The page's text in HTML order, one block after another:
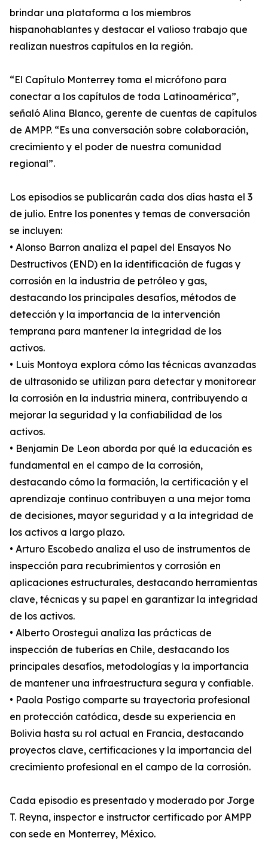
brindar una plataforma a los miembros
hispanohablantes y destacar el valioso trabajo que
realizan nuestros capítulos en la región.
“El Capítulo Monterrey toma el micrófono para
conectar a los capítulos de toda Latinoamérica”,
señaló Alina Blanco, gerente de cuentas de capítulos
de AMPP. “Es una conversación sobre colaboración,
crecimiento y el poder de nuestra comunidad
regional”.
Los episodios se publicarán cada dos días hasta el 3
de julio. Entre los ponentes y temas de conversación
se incluyen:
• Alonso Barron analiza el papel del Ensayos No
Destructivos (END) en la identificación de fugas y
corrosión en la industria de petróleo y gas,
destacando los principales desafíos, métodos de
detección y la importancia de la intervención
temprana para mantener la integridad de los
activos.
• Luis Montoya explora cómo las técnicas avanzadas
de ultrasonido se utilizan para detectar y monitorear
la corrosión en la industria minera, contribuyendo a
mejorar la seguridad y la confiabilidad de los
activos.
• Benjamin De Leon aborda por qué la educación es
fundamental en el campo de la corrosión,
destacando cómo la formación, la certificación y el
aprendizaje continuo contribuyen a una mejor toma
de decisiones, mayor seguridad y a la integridad de
los activos a largo plazo.
• Arturo Escobedo analiza el uso de instrumentos de
inspección para recubrimientos y corrosión en
aplicaciones estructurales, destacando herramientas
clave, técnicas y su papel en garantizar la integridad
de los activos.
• Alberto Orostegui analiza las prácticas de
inspección de tuberías en Chile, destacando los
principales desafíos, metodologías y la importancia
de mantener una infraestructura segura y confiable.
• Paola Postigo comparte su trayectoria profesional
en protección catódica, desde su experiencia en
Bolivia hasta su rol actual en Francia, destacando
proyectos clave, certificaciones y la importancia del
crecimiento profesional en el campo de la corrosión.
Cada episodio es presentado y moderado por Jorge
T. Reyna, inspector e instructor certificado por AMPP
con sede en Monterrey, México.